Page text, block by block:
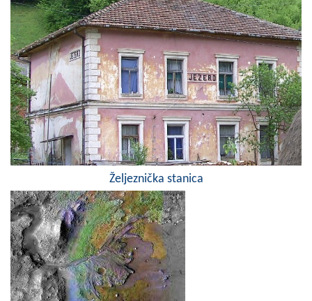
Željeznička stanica